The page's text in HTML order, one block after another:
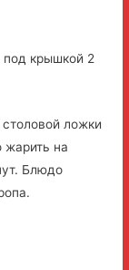
под крышкой 2
ложки
жарить на
Блюдо